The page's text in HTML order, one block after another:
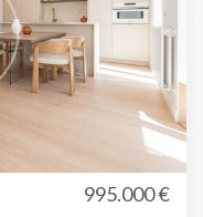
995.000 €